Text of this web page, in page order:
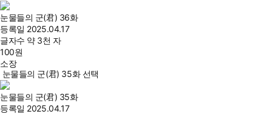
눈물들의 군(君) 36화
등록일 2025.04.17
글자수 약 3천 자
100원
소장
눈물들의 군(君) 35화 선택
눈물들의 군(君) 35화
등록일 2025.04.17